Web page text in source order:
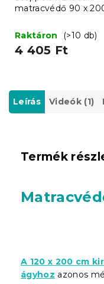
matracvédő 90 x
Raktáron
(>10 db)
4 405 Ft
Leírás Videók (1)
Termék
A 120 x 200 cm
ágyhoz azonos